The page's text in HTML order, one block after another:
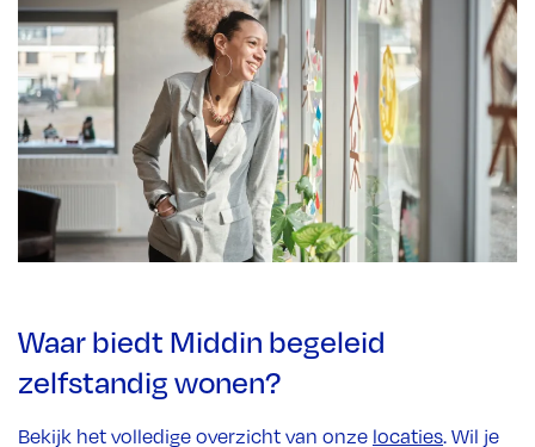
Waar biedt Middin begeleid
zelfstandig wonen?
Bekijk het volledige overzicht van onze locaties. Wil je